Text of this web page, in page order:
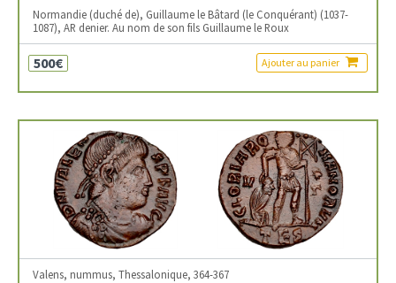
Normandie (duché de), Guillaume le Bâtard (le Conquérant) (1037-
1087), AR denier. Au nom de son fils Guillaume le Roux
500€ Ajouter au panier
Valens, nummus, Thessalonique, 364-367